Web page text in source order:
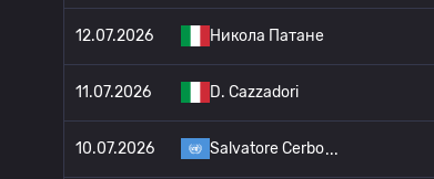
12.07.2026 Никола Патане
11.07.2026 D. Cazzadori
10.07.2026 Salvatore Cerbo